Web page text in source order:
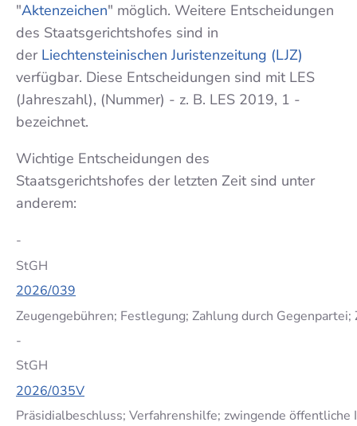
"Aktenzeichen" möglich. Weitere Entscheidungen
des Staatsgerichtshofes sind in
der Liechtensteinischen Juristenzeitung (LJZ)
verfügbar. Diese Entscheidungen sind mit LES
(Jahreszahl), (Nummer) - z. B. LES 2019, 1 -
bezeichnet.
Wichtige Entscheidungen des
Staatsgerichtshofes der letzten Zeit sind unter
anderem:
-
StGH
2026/039
Zeugengebühren; Festlegung; Zahlung durch
-
StGH
2026/035V
Präsidialbeschluss; Verfahrenshilfe; zwingende öffentliche